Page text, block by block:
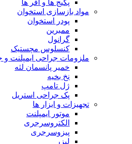
پکیج ها و آفر ها
مواد بازسازی استخوان
پودر استخوان
ممبرین
گرانول
کنسلوس مچستیک
ملزومات جراحی ایمپلنت
خمیر پانسمان لثه
نخ بخیه
ژل تامپ
پک جراحی استریل
تجهیزات و ابزار ها
موتور ایمپلنت
الکتروسرجری
پیزوسرجری
لیزر